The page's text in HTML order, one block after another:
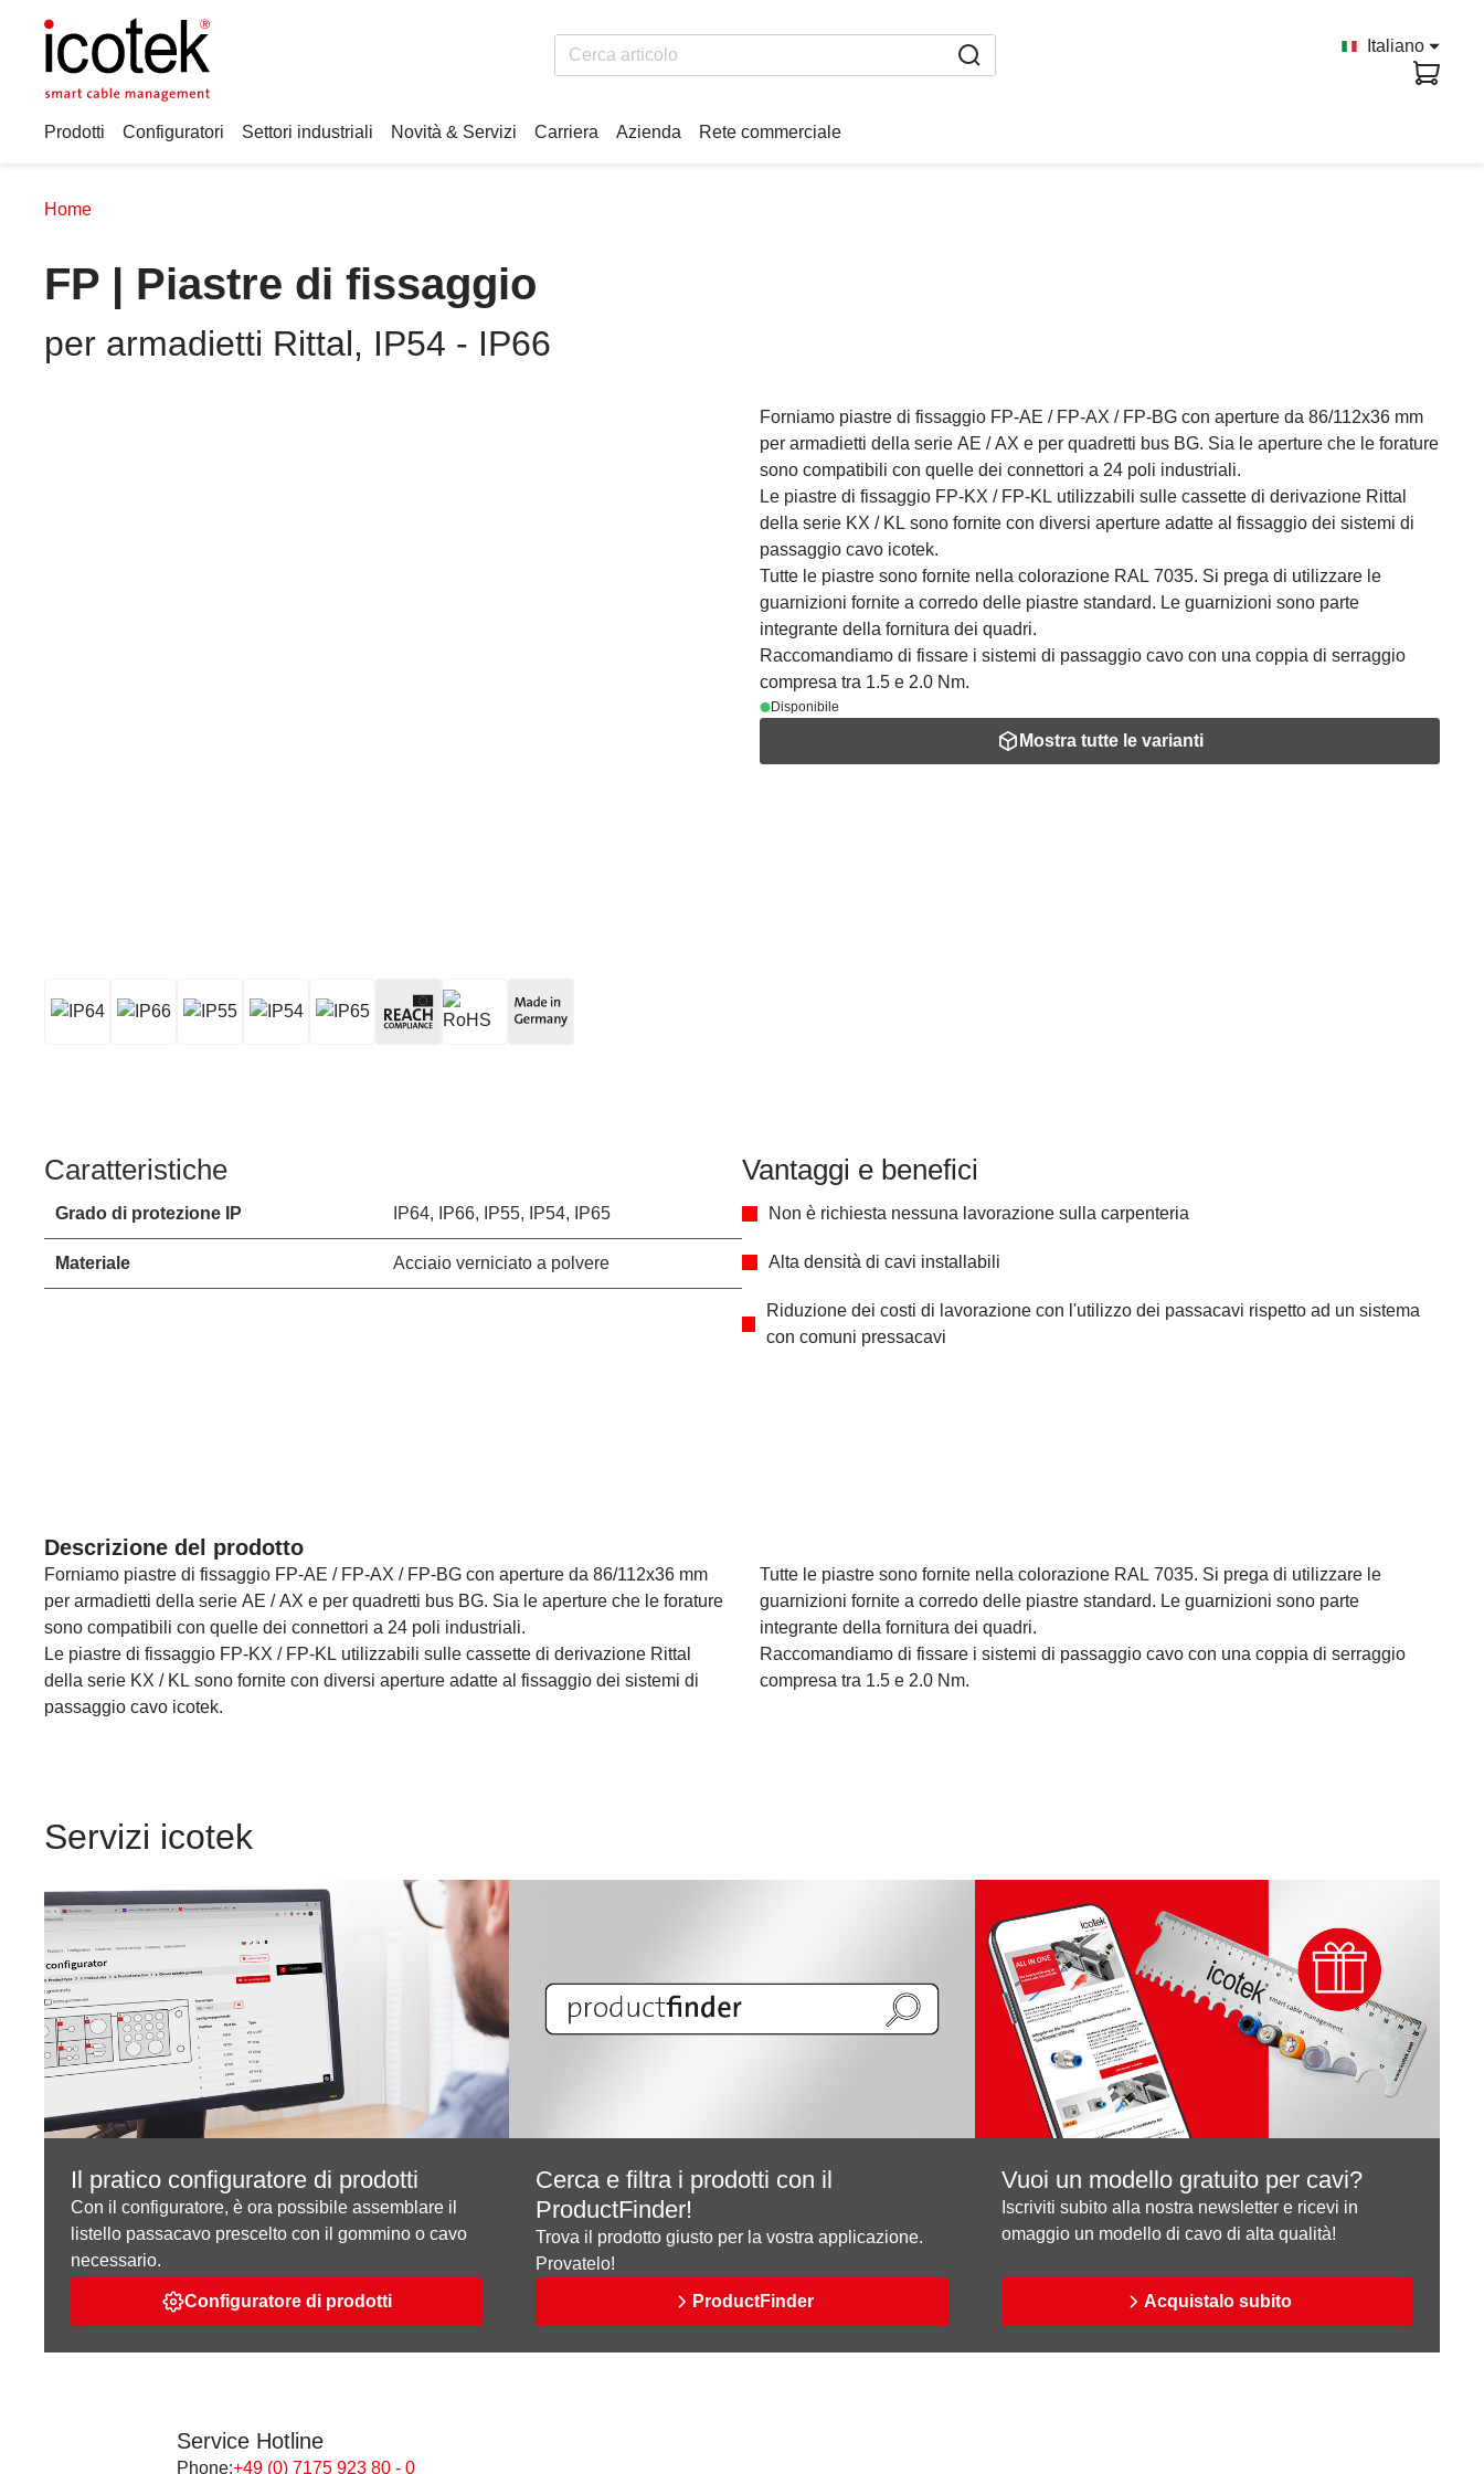
Italiano
Prodotti Configuratori Settori industriali Novità & Servizi Carriera Azienda Rete commerciale
Home
FP | Piastre di fissaggio
per armadietti Rittal, IP54 - IP66
Forniamo piastre di fissaggio FP-AE / FP-AX / FP-BG con aperture da 86/112x36 mm
per armadietti della serie AE / AX e per quadretti bus BG. Sia le aperture che le forature
sono compatibili con quelle dei connettori a 24 poli industriali.
Le piastre di fissaggio FP-KX / FP-KL utilizzabili sulle cassette di derivazione Rittal
della serie KX / KL sono fornite con diversi aperture adatte al fissaggio dei sistemi di
passaggio cavo icotek.
Tutte le piastre sono fornite nella colorazione RAL 7035. Si prega di utilizzare le
guarnizioni fornite a corredo delle piastre standard. Le guarnizioni sono parte
integrante della fornitura dei quadri.
Raccomandiamo di fissare i sistemi di passaggio cavo con una coppia di serraggio
compresa tra 1.5 e 2.0 Nm.
Disponibile
Mostra tutte le varianti
Caratteristiche
Grado di protezione IP IP64, IP66, IP55, IP54, IP65
Materiale Acciaio verniciato a polvere
Vantaggi e benefici
Non è richiesta nessuna lavorazione sulla carpenteria
Alta densità di cavi installabili
Riduzione dei costi di lavorazione con l'utilizzo dei passacavi rispetto ad un sistema
con comuni pressacavi
Descrizione del prodotto
Forniamo piastre di fissaggio FP-AE / FP-AX / FP-BG con aperture da 86/112x36 mm
per armadietti della serie AE / AX e per quadretti bus BG. Sia le aperture che le forature
sono compatibili con quelle dei connettori a 24 poli industriali.
Le piastre di fissaggio FP-KX / FP-KL utilizzabili sulle cassette di derivazione Rittal
della serie KX / KL sono fornite con diversi aperture adatte al fissaggio dei sistemi di
passaggio cavo icotek.
Tutte le piastre sono fornite nella colorazione RAL 7035. Si prega di utilizzare le
guarnizioni fornite a corredo delle piastre standard. Le guarnizioni sono parte
integrante della fornitura dei quadri.
Raccomandiamo di fissare i sistemi di passaggio cavo con una coppia di serraggio
compresa tra 1.5 e 2.0 Nm.
Servizi icotek
Il pratico configuratore di prodotti
Con il configuratore, è ora possibile assemblare il
listello passacavo prescelto con il gommino o cavo
necessario.
Configuratore di prodotti
Cerca e filtra i prodotti con il
ProductFinder!
Trova il prodotto giusto per la vostra applicazione.
Provatelo!
ProductFinder
Vuoi un modello gratuito per cavi?
Iscriviti subito alla nostra newsletter e ricevi in
omaggio un modello di cavo di alta qualità!
Acquistalo subito
Service Hotline
Phone:+49 (0) 7175 923 80 - 0